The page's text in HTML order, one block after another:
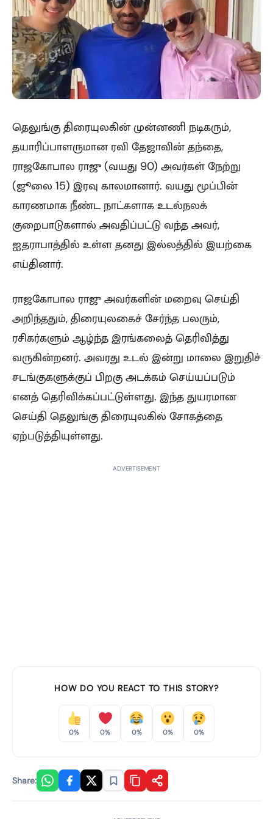
தெலுங்கு திரையுலகின் முன்னணி நடிகரும்,
தயாரிப்பாளருமான ரவி தேஜாவின் தந்தை,
ராஜகோபால ராஜு (வயது 90) அவர்கள் நேற்று
(ஜூலை 15) இரவு காலமானார். வயது மூப்பின்
காரணமாக நீண்ட நாட்களாக உடல்நலக்
குறைபாடுகளால் அவதிப்பட்டு வந்த அவர்,
ஐதராபாத்தில் உள்ள தனது இல்லத்தில் இயற்கை
எய்தினார்.
ராஜகோபால ராஜு அவர்களின் மறைவு செய்தி
அறிந்ததும், திரையுலகைச் சேர்ந்த பலரும்,
ரசிகர்களும் ஆழ்ந்த இரங்கலைத் தெரிவித்து
வருகின்றனர். அவரது உடல் இன்று மாலை இறுதிச்
சடங்குகளுக்குப் பிறகு அடக்கம் செய்யப்படும்
எனத் தெரிவிக்கப்பட்டுள்ளது. இந்த துயரமான
செய்தி தெலுங்கு திரையுலகில் சோகத்தை
ஏற்படுத்தியுள்ளது.
ADVERTISEMENT
HOW DO YOU REACT TO THIS STORY?
0% 0% 0% 0% 0%
Share: